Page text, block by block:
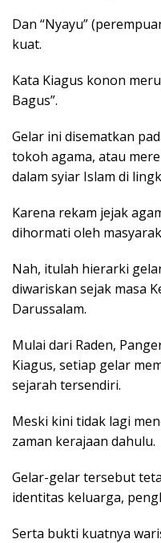
Dan “Nyayu”
kuat.
Kata Kiagus konon
Bagus”.
Gelar ini disematkan
tokoh agama, atau
dalam syiar Islam di
Karena rekam jejak
dihormati oleh
Nah, itulah hierarki
diwariskan sejak masa
Darussalam.
Mulai dari Raden,
Kiagus, setiap gelar
sejarah tersendiri.
Meski kini tidak lagi
zaman kerajaan dahulu.
Gelar-gelar tersebut
identitas keluarga,
Serta bukti kuatnya